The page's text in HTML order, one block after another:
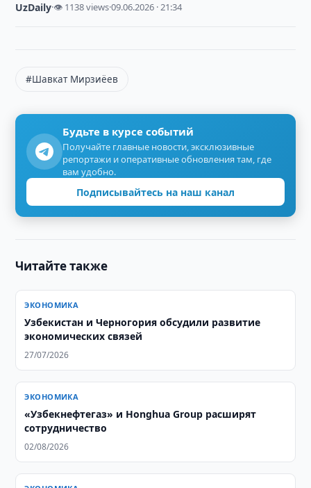
UzDaily·👁 1138 views·09.06.2026 · 21:34
#Шавкат Мирзиёев
Будьте в курсе событий
Получайте главные новости, эксклюзивные
репортажи и оперативные обновления там, где
вам удобно.
Подписывайтесь на наш канал
Читайте также
ЭКОНОМИКА
Узбекистан и Черногория обсудили развитие
экономических связей
27/07/2026
ЭКОНОМИКА
«Узбекнефтегаз» и Honghua Group расширят
сотрудничество
02/08/2026